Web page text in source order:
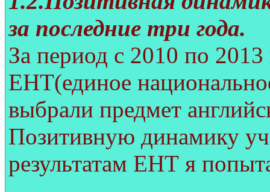
за последние три года.
За период с 2010 по
ЕНТ(единое
выбрали предмет
Позитивную динамику
результатам ЕНТ я